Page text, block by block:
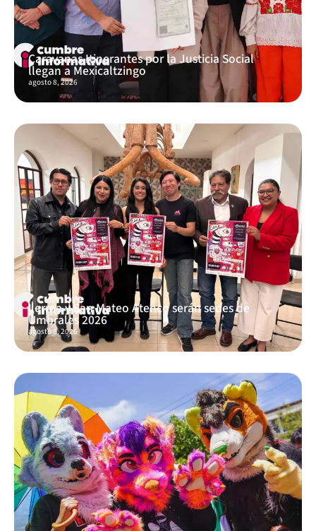
Caravanas Itinerantes por la Justicia Social
llegan a Mexicaltzingo
agosto 8, 2026
Lerma y San Mateo Atenco serán sedes de
Umbrales 2026
agosto 8, 2026